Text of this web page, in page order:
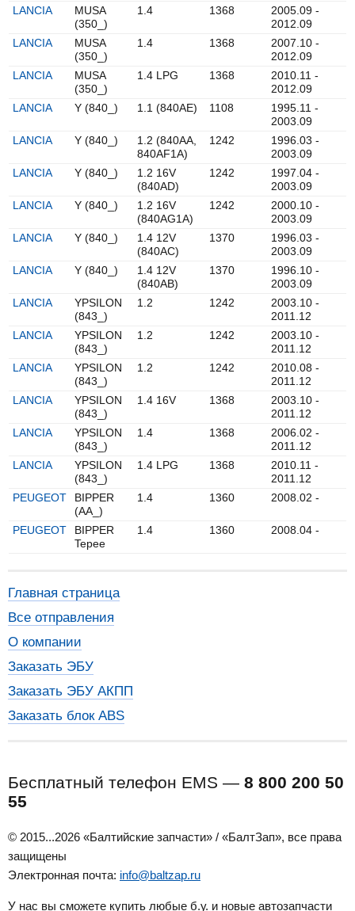
LANCIA
MUSA
(350_)
1.4 1368
2005.09 -
2012.09
LANCIA
MUSA
(350_)
1.4 1368
2007.10 -
2012.09
LANCIA
MUSA
(350_)
1.4 LPG 1368
2010.11 -
2012.09
LANCIA
Y (840_) 1.1 (840AE) 1108
1995.11 -
2003.09
LANCIA
Y (840_)
1.2 (840AA,
840AF1A)
1242
1996.03 -
2003.09
LANCIA
Y (840_)
1.2 16V
(840AD)
1242
1997.04 -
2003.09
LANCIA
Y (840_)
1.2 16V
(840AG1A)
1242
2000.10 -
2003.09
LANCIA
Y (840_)
1.4 12V
(840AC)
1370
1996.03 -
2003.09
LANCIA
Y (840_)
1.4 12V
(840AB)
1370
1996.10 -
2003.09
LANCIA
YPSILON
(843_)
1.2 1242
2003.10 -
2011.12
LANCIA
YPSILON
(843_)
1.2 1242
2003.10 -
2011.12
LANCIA
YPSILON
(843_)
1.2 1242
2010.08 -
2011.12
LANCIA
YPSILON
(843_)
1.4 16V 1368
2003.10 -
2011.12
LANCIA
YPSILON
(843_)
1.4 1368
2006.02 -
2011.12
LANCIA
YPSILON
(843_)
1.4 LPG 1368
2010.11 -
2011.12
PEUGEOT
BIPPER
(AA_)
1.4 1360 2008.02 -
PEUGEOT
BIPPER
Tepee
1.4 1360 2008.04 -
Главная страница
Все отправления
О компании
Заказать ЭБУ
Заказать ЭБУ АКПП
Заказать блок ABS
Бесплатный телефон EMS — 8 800 200 50
55
© 2015...2026 «Балтийские запчасти» / «БалтЗап», все права
защищены
Электронная почта: info@baltzap.ru
У нас вы сможете купить любые б.у. и новые автозапчасти